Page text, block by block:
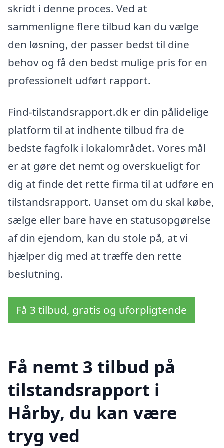
skridt i denne proces. Ved at
sammenligne flere tilbud kan du vælge
den løsning, der passer bedst til dine
behov og få den bedst mulige pris for en
professionelt udført rapport.
Find-tilstandsrapport.dk er din pålidelige
platform til at indhente tilbud fra de
bedste fagfolk i lokalområdet. Vores mål
er at gøre det nemt og overskueligt for
dig at finde det rette firma til at udføre en
tilstandsrapport. Uanset om du skal købe,
sælge eller bare have en statusopgørelse
af din ejendom, kan du stole på, at vi
hjælper dig med at træffe den rette
beslutning.
Få 3 tilbud, gratis og uforpligtende
Få nemt 3 tilbud på
tilstandsrapport i
Hårby, du kan være
tryg ved